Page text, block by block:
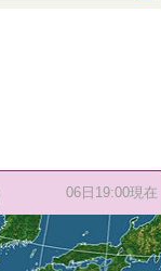
06日19:00現在